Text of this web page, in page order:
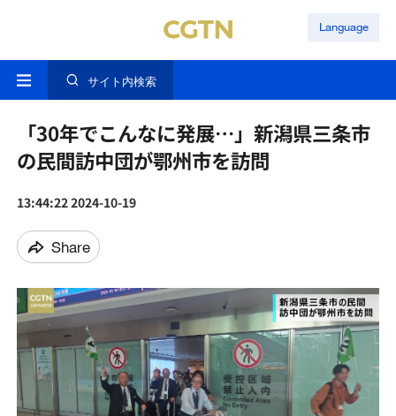
Language
サイト内検索
「30年でこんなに発展…」新潟県三条市
の民間訪中団が鄂州市を訪問
13:44:22 2024-10-19
Share